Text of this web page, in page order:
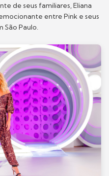
de seus familiares, Eliana
entre Pink e seus
São Paulo.